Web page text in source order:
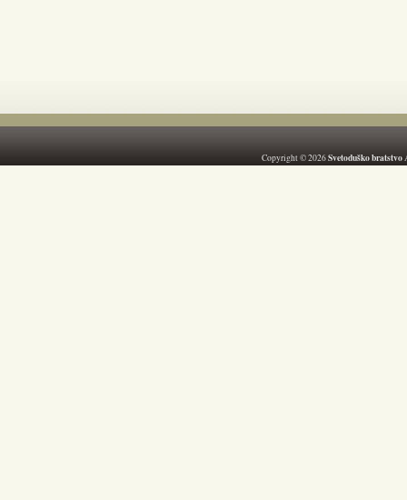
Copyright © 2026Svetoduško bratstvo